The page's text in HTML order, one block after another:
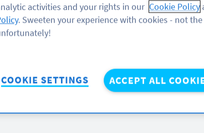
characters such as a comma, @ symbol,
activities and your rights in our Cookie Policy
. Sweeten your experience with cookies - not
COOKIE SETTINGS ACCEPT ALL